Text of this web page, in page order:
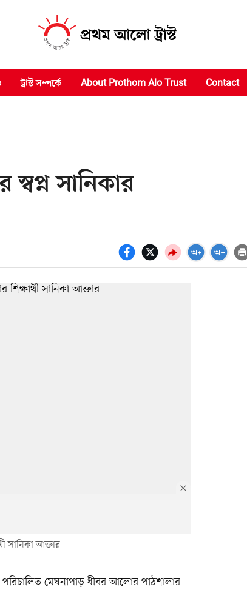
ট্রাস্ট সম্পর্কে About Prothom Alo Trust Contact
সানিকার
সানিকা আক্তার
মেঘনাপাড় ধীবর আলোর পাঠশালার